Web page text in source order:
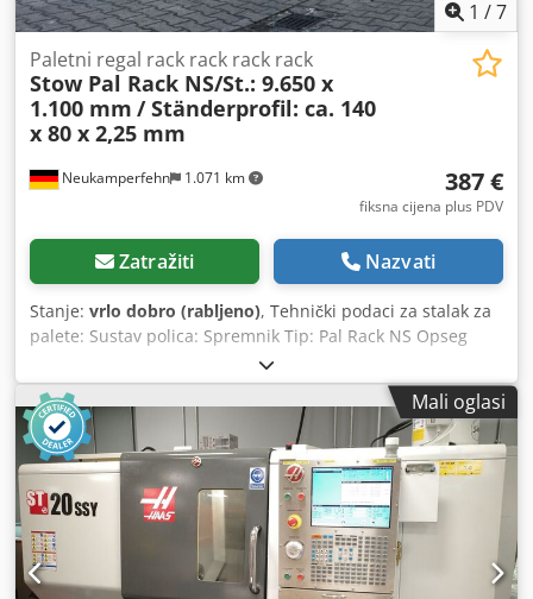
1 /7
Neukamperfehn 1.071 km
Paletni regal rack rack rack rack
Stow Pal Rack NS/St.: 9.650 x
1.100 mm / Ständerprofil: ca. 140
x 80 x 2,25 mm
387 €
fiksna cijena plus PDV
Zatražiti Nazvati
Stanje: vrlo dobro (rabljeno), Tehnički podaci za stalak za
palete: Sustav polica: Spremnik Tip: Pal Rack NS Opseg
isporuke uključuje: 01x stalak za palete, korišten Boja
materijala: sendzimir pocinčani Profil okvira: 140 x 80 x
2,25 mm Uključujući križne i dijagonalne zatege, podnožne
ploče Stalci su unaprijed montirani ( okvir s vijcima ) Visina:
9.650 mm Dubina: 1.100 mm Opće informacije o
predmetu: Credpfx Abok Uuv Ssujf Ovaj predmet se nudi
samo za preuzimanje. Daljnji željeni prijevoz ili je isporuka
ovog artikla povezana s dodatnim troškovima, koji zasebno
možete zatražiti od nas ovisno o mjestu isporuke ili opsegu
isporuke.
Mali oglasi